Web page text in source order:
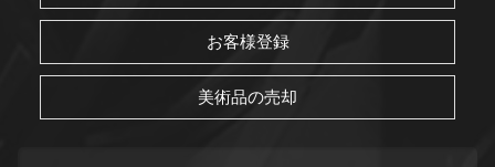
お客様登録
美術品の売却